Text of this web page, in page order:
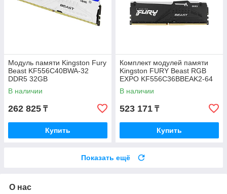
Модуль памяти Kingston Fury
Beast KF556C40BWA-32
DDR5 32GB
В наличии
262 825 ₸
Купить
Комплект модулей памяти
Kingston FURY Beast RGB
EXPO KF556C36BBEAK2-64
DDR5 64GB
В наличии
523 171 ₸
Купить
Показать ещё
О нас